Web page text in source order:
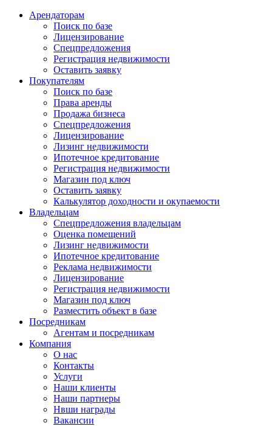
Арендаторам
Поиск по базе
Лицензирование
Спецпредложения
Регистрация недвижимости
Оставить заявку
Покупателям
Поиск по базе
Права аренды
Продажа бизнеса
Спецпредложения
Лицензирование
Лизинг недвижимости
Ипотечное кредитование
Регистрация недвижимости
Магазин под ключ
Оставить заявку
Калькулятор доходности и окупаемости
Владельцам
Спецпредложения владельцам
Оценка помещений
Лизинг недвижимости
Ипотечное кредитование
Реклама недвижимости
Лицензирование
Регистрация недвижимости
Магазин под ключ
Разместить объект в базе
Посредникам
Агентам и посредникам
Компания
О нас
Контакты
Услуги
Наши клиенты
Наши партнеры
Нвши награды
Вакансии